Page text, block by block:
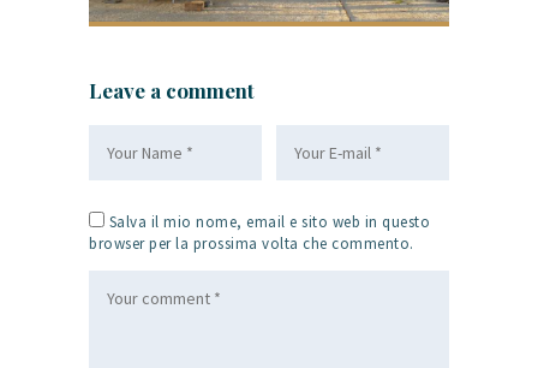
Leave a comment
Salva il mio nome, email e sito web in questo
browser per la prossima volta che commento.